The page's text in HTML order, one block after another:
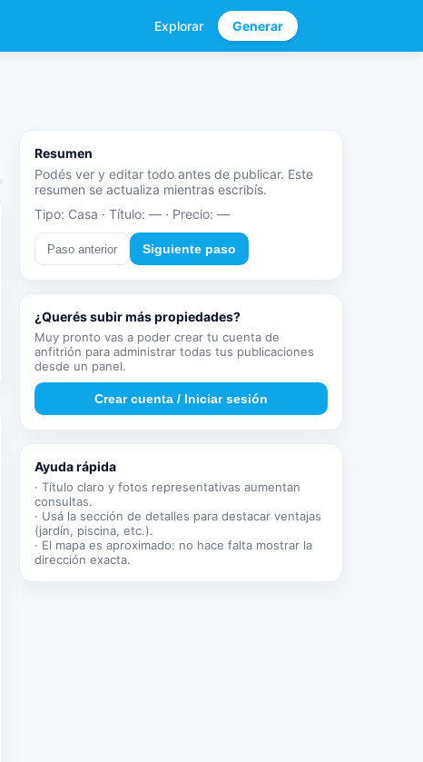
Explorar Generar
Resumen
Podés ver y editar todo antes de publicar. Este
resumen se actualiza mientras escribís.
Tipo: Casa · Título: — · Precio: —
Paso anterior Siguiente paso
¿Querés subir más propiedades?
Muy pronto vas a poder crear tu cuenta de
anfitrión para administrar todas tus publicaciones
desde un panel.
Crear cuenta / Iniciar sesión
Ayuda rápida
· Título claro y fotos representativas aumentan
consultas.
· Usá la sección de detalles para destacar ventajas
(jardín, piscina, etc.).
· El mapa es aproximado: no hace falta mostrar la
dirección exacta.